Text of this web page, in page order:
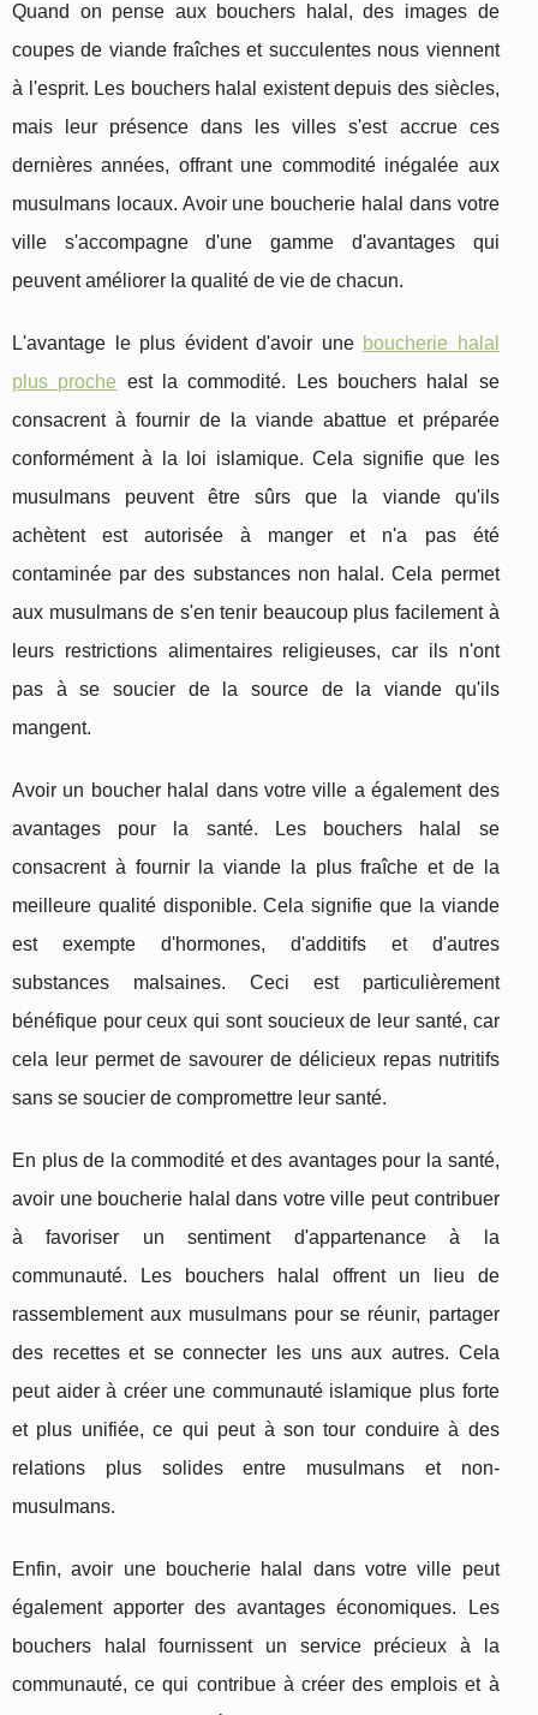
Quand on pense aux bouchers halal, des images de
coupes de viande fraîches et succulentes nous viennent
à l'esprit. Les bouchers halal existent depuis des siècles,
mais leur présence dans les villes s'est accrue ces
dernières années, offrant une commodité inégalée aux
musulmans locaux. Avoir une boucherie halal dans votre
ville s'accompagne d'une gamme d'avantages qui
peuvent améliorer la qualité de vie de chacun.
L'avantage le plus évident d'avoir une boucherie halal
plus proche est la commodité. Les bouchers halal se
consacrent à fournir de la viande abattue et préparée
conformément à la loi islamique. Cela signifie que les
musulmans peuvent être sûrs que la viande qu'ils
achètent est autorisée à manger et n'a pas été
contaminée par des substances non halal. Cela permet
aux musulmans de s'en tenir beaucoup plus facilement à
leurs restrictions alimentaires religieuses, car ils n'ont
pas à se soucier de la source de la viande qu'ils
mangent.
Avoir un boucher halal dans votre ville a également des
avantages pour la santé. Les bouchers halal se
consacrent à fournir la viande la plus fraîche et de la
meilleure qualité disponible. Cela signifie que la viande
est exempte d'hormones, d'additifs et d'autres
substances malsaines. Ceci est particulièrement
bénéfique pour ceux qui sont soucieux de leur santé, car
cela leur permet de savourer de délicieux repas nutritifs
sans se soucier de compromettre leur santé.
En plus de la commodité et des avantages pour la santé,
avoir une boucherie halal dans votre ville peut contribuer
à favoriser un sentiment d'appartenance à la
communauté. Les bouchers halal offrent un lieu de
rassemblement aux musulmans pour se réunir, partager
des recettes et se connecter les uns aux autres. Cela
peut aider à créer une communauté islamique plus forte
et plus unifiée, ce qui peut à son tour conduire à des
relations plus solides entre musulmans et non-
musulmans.
Enfin, avoir une boucherie halal dans votre ville peut
également apporter des avantages économiques. Les
bouchers halal fournissent un service précieux à la
communauté, ce qui contribue à créer des emplois et à